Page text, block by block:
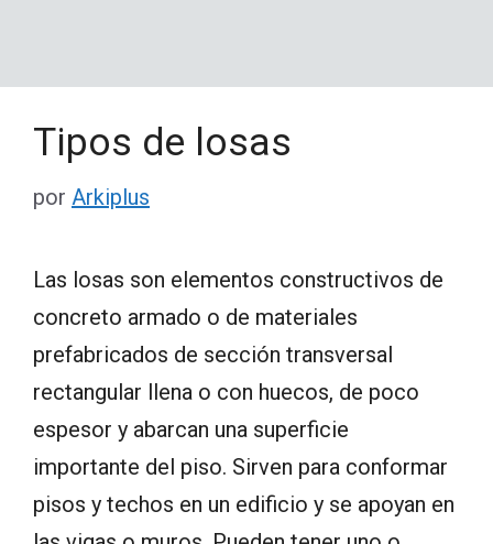
Tipos de losas
por Arkiplus
Las losas son elementos constructivos de
concreto armado o de materiales
prefabricados de sección transversal
rectangular llena o con huecos, de poco
espesor y abarcan una superficie
importante del piso. Sirven para conformar
pisos y techos en un edificio y se apoyan en